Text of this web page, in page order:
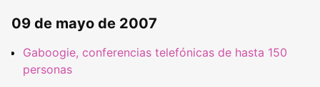
09 de mayo de 2007
Gaboogie, conferencias telefónicas de hasta 150
personas